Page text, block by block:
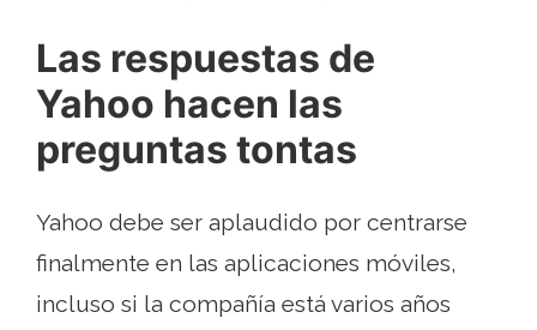
Las respuestas de
Yahoo hacen las
preguntas tontas
Yahoo debe ser aplaudido por centrarse
finalmente en las aplicaciones móviles,
incluso si la compañía está varios años